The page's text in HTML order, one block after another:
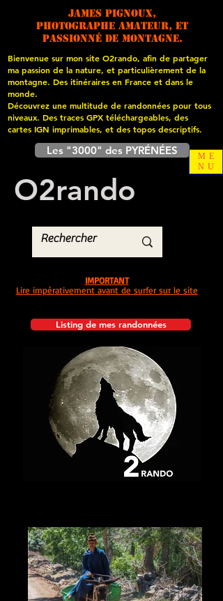
James PIGNOUX,
photographe amateur, et
passionné de montagne.
Bienvenue sur mon site O2rando, afin de partager
ma passion de la nature, et particulièrement de la
montagne. Des itinéraires en France et dans le
monde.
Découvrez une multitude de randonnées pour tous
niveaux. Des traces GPX téléchargeables, des
cartes IGN imprimables, et des topos descriptifs.
Les "3000" des PYRÉNÉES
O2rando
Listing de mes randonnées
IMPORTANT
Lire impérativement avant de surfer sur le site
ME
NU